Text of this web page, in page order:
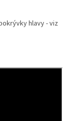
hlavy - viz